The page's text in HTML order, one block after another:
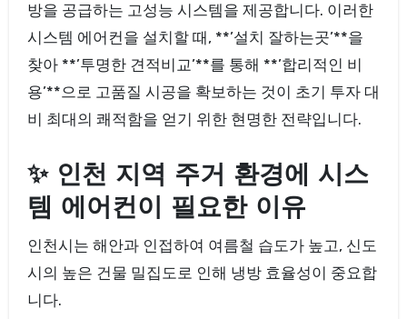
방을 공급하는 고성능 시스템을 제공합니다. 이러한
시스템 에어컨을 설치할 때, **’설치 잘하는곳’**을
찾아 **’투명한 견적비교’**를 통해 **’합리적인 비
용’**으로 고품질 시공을 확보하는 것이 초기 투자 대
비 최대의 쾌적함을 얻기 위한 현명한 전략입니다.
✨ 인천 지역 주거 환경에 시스
템 에어컨이 필요한 이유
인천시는 해안과 인접하여 여름철 습도가 높고, 신도
시의 높은 건물 밀집도로 인해 냉방 효율성이 중요합
니다.